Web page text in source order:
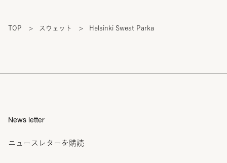
TOP > スウェット > Helsinki Sweat Parka
News letter
ニュースレターを購読